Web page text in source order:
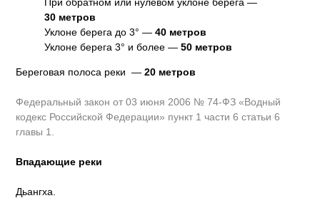
30 метров
Уклоне берега до 3° —40 метров
Уклоне берега 3° и более —50 метров
Береговая полоса реки —20 метров
Федеральный закон от 03 июня 2006 № 74-ФЗ «Водный
кодекс Российской Федерации» пункт 1 части 6 статьи 6
главы 1.
Впадающие реки
Дьангха.